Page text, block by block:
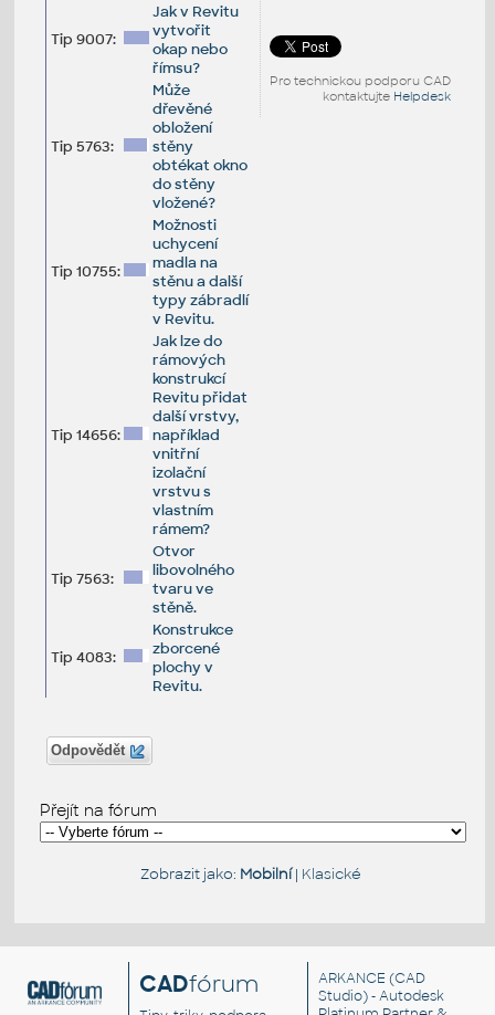
Pro technickou podporu CAD
kontaktujte Helpdesk
Tip 9007:
Jak v Revitu
vytvořit
okap nebo
římsu?
Tip 5763:
Může
dřevěné
obložení
stěny
obtékat okno
do stěny
vložené?
Tip 10755:
Možnosti
uchycení
madla na
stěnu a další
typy zábradlí
v Revitu.
Tip 14656:
Jak lze do
rámových
konstrukcí
Revitu přidat
další vrstvy,
například
vnitřní
izolační
vrstvu s
vlastním
rámem?
Tip 7563:
Otvor
libovolného
tvaru ve
stěně.
Tip 4083:
Konstrukce
zborcené
plochy v
Revitu.
Odpovědět
Přejít na fórum
Zobrazit jako: Mobilní| Klasické
CADfórum ARKANCE (CAD
Studio) - Autodesk